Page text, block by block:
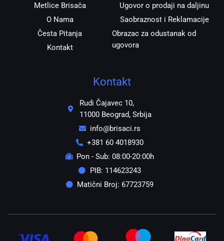
Metlice Brisača
O Nama
Česta Pitanja
Kontakt
Ugovor o prodaji na daljinu
Saobraznost i Reklamacije
Obrazac za odustanak od
ugovora
Kontakt
Rudi Čajavec 10,
11000 Beograd, Srbija
info@brisaci.rs
+381 60 4018930
Pon - Sub: 08:00-20:00h
PIB: 114623243
Matični Broj: 67723759